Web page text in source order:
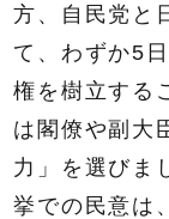
方、自民党と
て、わずか5
権を樹立する
は閣僚や副大
力」を選びま
挙での民意は